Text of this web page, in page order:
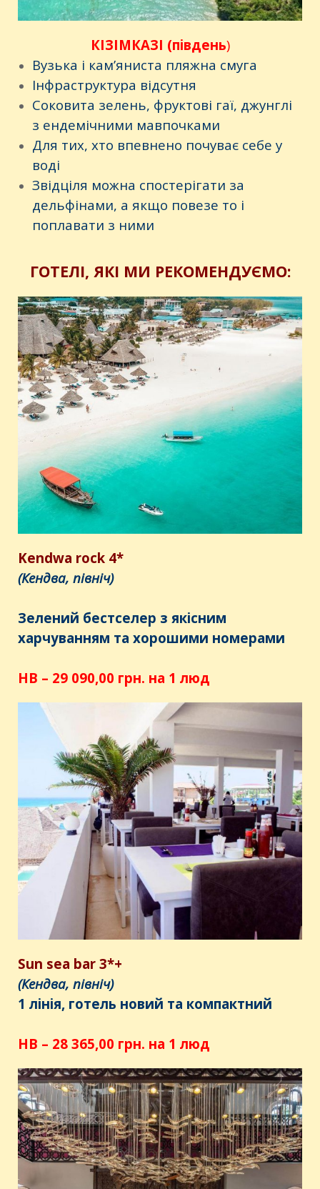
КІЗІМКАЗІ (південь)
Вузька і кам’яниста пляжна смуга
Інфраструктура відсутня
Соковита зелень, фруктові гаї, джунглі
з ендемічними мавпочками
Для тих, хто впевнено почуває себе у
воді
Звідціля можна спостерігати за
дельфінами, а якщо повезе то і
поплавати з ними
ГОТЕЛІ, ЯКІ МИ РЕКОМЕНДУЄМО:
Kendwa rock 4*
(Кендва, північ)
Зелений бестселер з якісним
харчуванням та хорошими номерами
НB – 29 090,00 грн. на 1 люд
Sun sea bar 3*+
(Кендва, північ)
1 лінія, готель новий та компактний
НB – 28 365,00 грн. на 1 люд